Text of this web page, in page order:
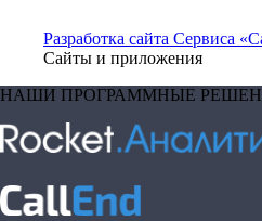
Разработка сайта Сервиса
Сайты и приложения
НАШИ ПРОГРАММНЫЕ